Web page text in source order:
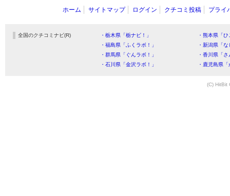
ホーム サイトマップ ログイン クチコミ投稿 プライ
全国のクチコミナビ(R) ・栃木県「栃ナビ！」
・熊本県「
・福島県「ふくラボ！」
・新潟県「
・群馬県「ぐんラボ！」
・香川県「
・石川県「金沢ラボ！」
・鹿児島県
(C) HitBit